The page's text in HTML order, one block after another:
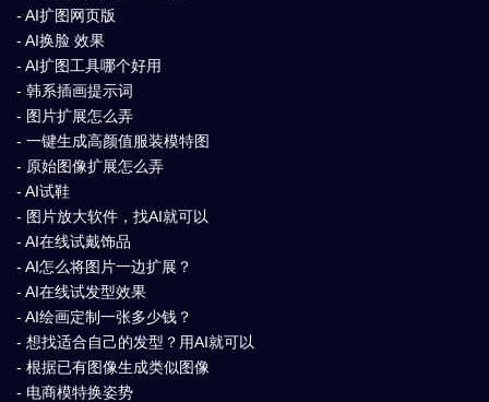
- AI扩图网页版
- AI换脸 效果
- AI扩图工具哪个好用
- 韩系插画提示词
- 图片扩展怎么弄
- 一键生成高颜值服装模特图
- 原始图像扩展怎么弄
- AI试鞋
- 图片放大软件，找AI就可以
- AI在线试戴饰品
- AI怎么将图片一边扩展？
- AI在线试发型效果
- AI绘画定制一张多少钱？
- 想找适合自己的发型？用AI就可以
- 根据已有图像生成类似图像
- 电商模特换姿势